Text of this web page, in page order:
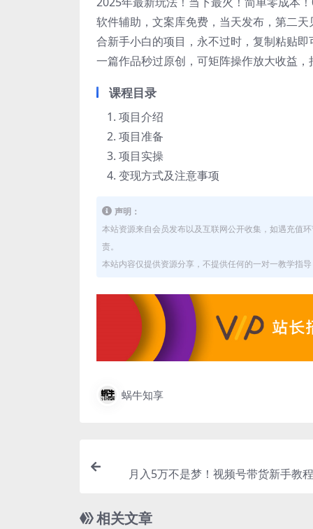
软件辅助，文案库免费，当天发布，第二
合新手小白的项目，永不过时，复制粘贴
一篇作品秒过原创，可矩阵操作放大收益
课程目录
项目介绍
项目准备
项目实操
变现方式及注意事项
声明：
本站资源来自会员发布以及互联网公开收集，如遇充值
责。
本站内容仅提供资源分享，不提供任何的一对一教学指
蜗牛知享
月入5万不是梦！视频号带货新手教
相关文章